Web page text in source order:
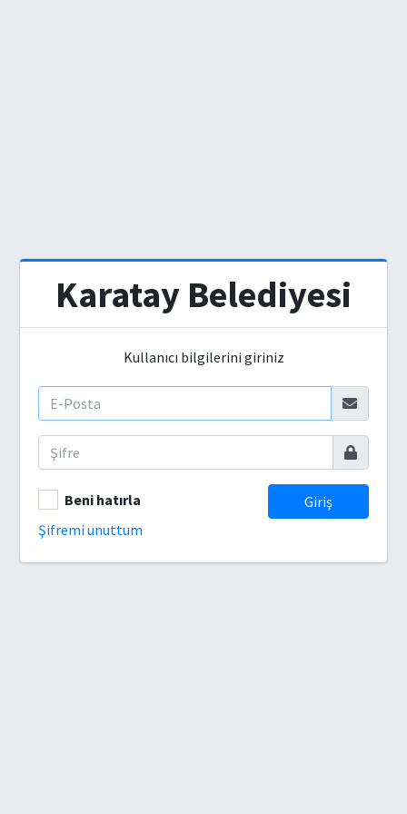
Karatay Belediyesi
Kullanıcı bilgilerini giriniz
Beni hatırla
Giriş
Şifremi unuttum